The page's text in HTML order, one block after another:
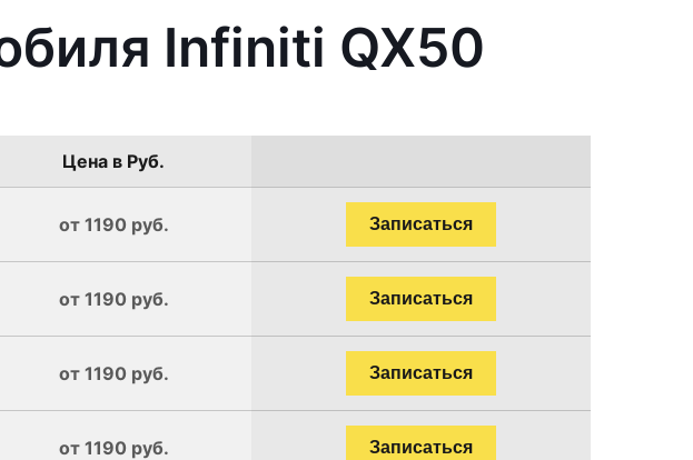
Infiniti QX50
Цена в Руб.
от 1190 руб. Записаться
от 1190 руб. Записаться
от 1190 руб. Записаться
от 1190 руб. Записаться